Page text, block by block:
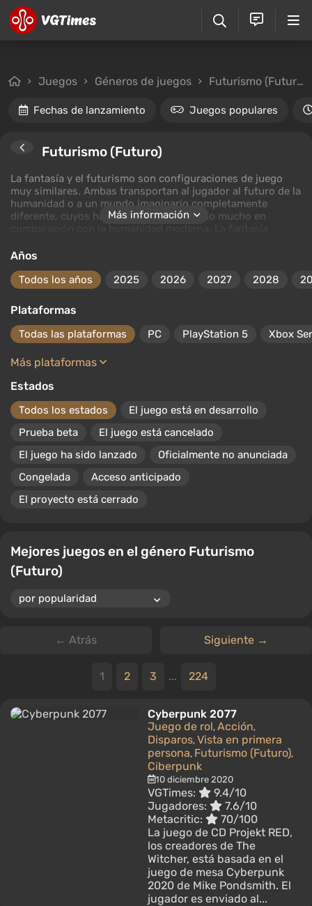
Juegos Géneros de juegos Futurismo (Futuro)
Fechas de lanzamiento Juegos populares
Futurismo (Futuro)
La fantasía y el futurismo son configuraciones de juego
muy similares. Ambas transportan al jugador al futuro de la
humanidad o a un mundo imaginario completamente
diferente, cuyos habitantes han avanzado mucho en
mundo real, lo que permite a los autores crear nuevas
centra únicamente en los logros tecnológicos, rechazando
por completo la humanidad y las cualidades sociales
inherentes a las personas.
Más información
Años
Todos los años 2025 2026 2027 2028
Plataformas
Todas las plataformas PC PlayStation 5 Xbox
Más plataformas
Estados
Todos los estados
El juego está en desarrollo
Prueba beta
El juego está cancelado
El juego ha sido lanzado
Oficialmente no anunciada
Congelada
Acceso anticipado
El proyecto está cerrado
Mejores juegos en el género Futurismo
(Futuro)
← Atrás Siguiente →
1 2 3 ... 224
Cyberpunk 2077
Juego de rol, Acción,
Disparos, Vista en primera
persona, Futurismo (Futuro),
Ciberpunk
10 diciembre 2020
VGTimes:
9.4/10
Jugadores:
7.6/10
Metacritic:
70/100
La juego de CD Projekt RED,
los creadores de The
Witcher, está basada en el
juego de mesa Cyberpunk
2020 de Mike Pondsmith. El
jugador es enviado al...